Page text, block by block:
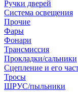
Ручки дверей
Система освещения
Прочие
Фары
Фонари
Трансмиссия
Прокладки/сальники
Сцепление и его
Тросы
ШРУС/пыльники